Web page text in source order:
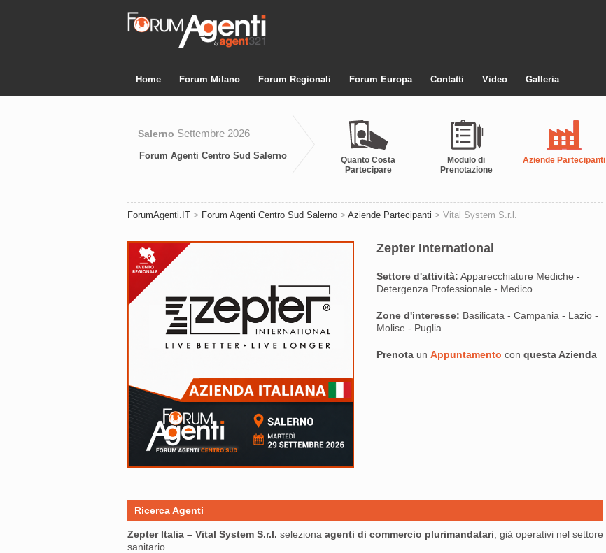
Home Forum Milano Forum Regionali Forum Europa Contatti Video Galleria
Forum Agenti Centro Sud Salerno
Quanto Costa
Partecipare
Modulo di
Prenotazione
Aziende Partecipanti
Salerno Settembre 2026
ForumAgenti.IT > Forum Agenti Centro Sud Salerno > Aziende Partecipanti > Vital System S.r.l.
Zepter International
Settore d'attività: Apparecchiature Mediche -
Detergenza Professionale - Medico
Zone d'interesse: Basilicata - Campania - Lazio -
Molise - Puglia
Prenota un Appuntamento con questa Azienda
Ricerca Agenti
Zepter Italia – Vital System S.r.l. seleziona agenti di commercio plurimandatari , già operativi nel settore
sanitario.